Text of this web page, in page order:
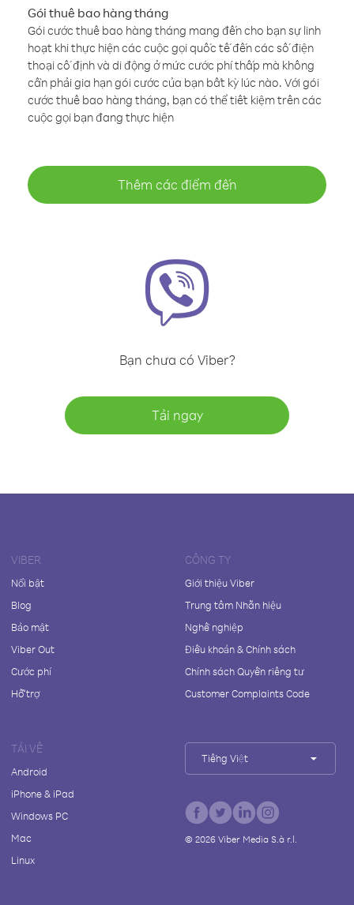
Gói thuê bao hàng tháng
Gói cước thuê bao hàng tháng mang đến cho bạn sự linh
hoạt khi thực hiện các cuộc gọi quốc tế đến các số điện
thoại cố định và di động ở mức cước phí thấp mà không
cần phải gia hạn gói cước của bạn bất kỳ lúc nào. Với gói
cước thuê bao hàng tháng, bạn có thể tiết kiệm trên các
cuộc gọi bạn đang thực hiện
Thêm các điểm đến
Bạn chưa có Viber?
Tải ngay
VIBER
Nổi bật
Blog
Bảo mật
Viber Out
Cước phí
Hỗ trợ
CÔNG TY
Giới thiệu Viber
Trung tâm Nhãn hiệu
Nghề nghiệp
Điều khoản & Chính sách
Chính sách Quyền riêng tư
Customer Complaints Code
TẢI VỀ
Android
iPhone & iPad
Windows PC
Mac
Linux
Tiếng Việt
© 2026Viber Media S.à r.l.